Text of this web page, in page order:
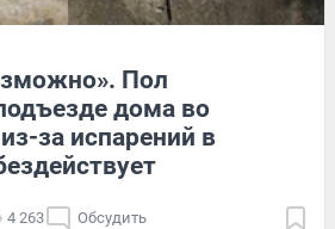
Пол
дома во
за испарений в
4 263 Обсудить